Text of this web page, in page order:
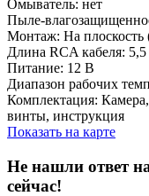
Омыватель: нет
Пыле-
Монтаж: На плоскость
Длина RCA кабеля:
Питание: 12 В
Диапазон рабочих
Комплектация:
винты, инструкция
Показать на карте
Не нашли ответ
сейчас!